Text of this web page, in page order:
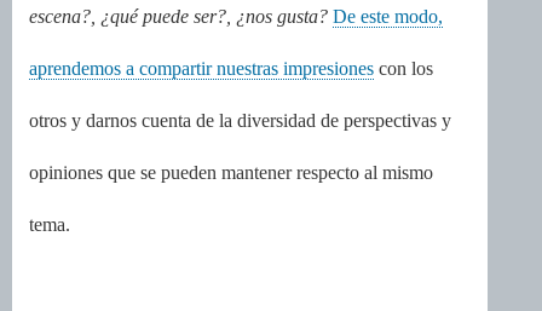
escena?, ¿qué puede ser?, ¿nos gusta? De este modo,
aprendemos a compartir nuestras impresiones con los
otros y darnos cuenta de la diversidad de perspectivas y
opiniones que se pueden mantener respecto al mismo
tema.